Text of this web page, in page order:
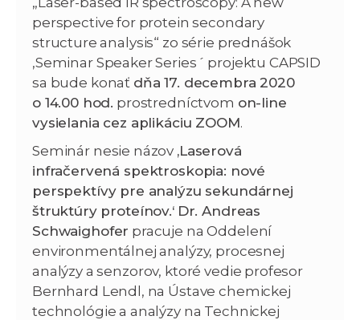
perspective for protein secondary
structure analysis“ zo série prednášok
,Seminar Speaker Series´ projektu CAPSID
sa bude konať dňa 17. decembra 2020
o 14.00 hod. prostredníctvom on-line
vysielania cez aplikáciu ZOOM.
Seminár nesie názov ‚Laserová
infračervená spektroskopia: nové
perspektívy pre analýzu sekundárnej
štruktúry proteínov.‘ Dr. Andreas
Schwaighofer pracuje na Oddelení
environmentálnej analýzy, procesnej
analýzy a senzorov, ktoré vedie profesor
Bernhard Lendl, na Ústave chemickej
technológie a analýzy na Technickej